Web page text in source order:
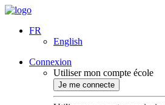
FR
English
Connexion
Utiliser mon compte école
Je me connecte